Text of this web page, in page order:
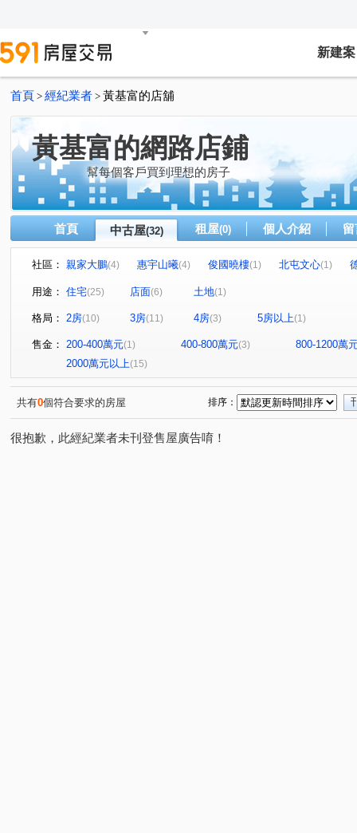
新建案
首頁 > 經紀業者 > 黃基富的店舖
黃基富的網路店鋪
幫每個客戶買到理想的房子
首頁 中古屋(32) 租屋(0) 個人介紹
社區： 親家大鵬(4) 惠宇山曦(4) 俊國曉樓(1) 北屯文心(1)
新業大塊森濤
(1) 品藏逢甲 (1)
福祿家(1) 惠宇青田 富宇富好 通豪易購
山西路三段(5) 甲后路一段 (1) 崇德六路一段 (1) 成功路
大智街(3) 遼寧路一段
旱溪西路三段(1) 敦富六街(1) 美村路一段(1)
青海路二
育才路(1) 敦富一街(1) 南屯路二段(1)
用途： 住宅(25) 店面(6) 土地(1)
格局： 2房(10) 3房(11) 4房(3) 5房以上(1)
售金： 200-400萬元(1) 400-800萬元(3)
800-1200萬
2000萬元以上(15)
共有0個符合要求的房屋 排序：
很抱歉，此經紀業者未刊登售屋廣告唷！